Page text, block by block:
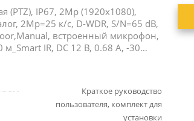
(PTZ), IP67, 2Mp (1920x1080),
2Mp=25 к/с, D-WDR, S/N=65 dB,
встроенный микрофон,
IR, DC 12 В, 0.68 А, -30…
Краткое руководство
пользователя, комплект для
установки